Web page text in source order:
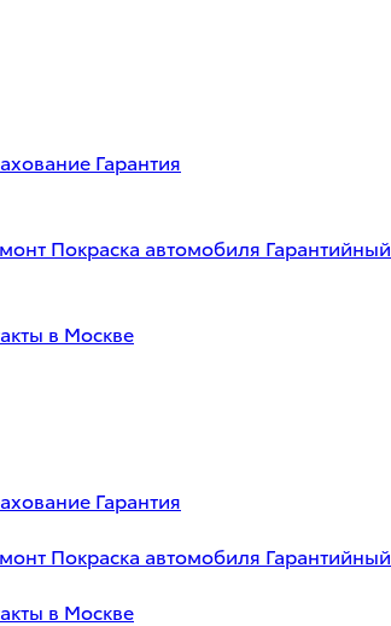
Гарантия
Покраска автомобиля
в Москве
Гарантия
Покраска автомобиля
в Москве